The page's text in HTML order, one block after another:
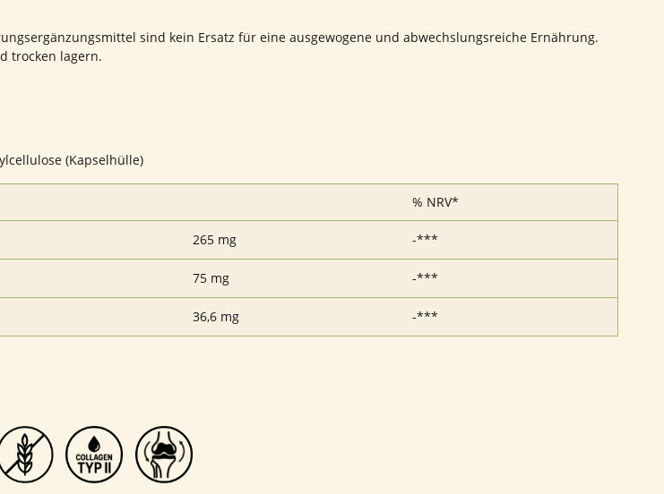
sind kein Ersatz für eine ausgewogene und abwechslungsreiche Ernährung.
trocken lagern.
(Kapselhülle)
% NRV*
265 mg -***
75 mg -***
36,6 mg -***